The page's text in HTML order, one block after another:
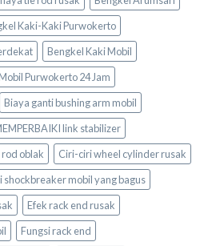
Kaki-Kaki Purwokerto
Bengkel Kaki Mobil
Purwokerto 24 Jam
Biaya ganti bushing arm mobil
link stabilizer
oblak
Ciri-ciri wheel cylinder rusak
shockbreaker mobil yang bagus
Efek rack end rusak
Fungsi rack end